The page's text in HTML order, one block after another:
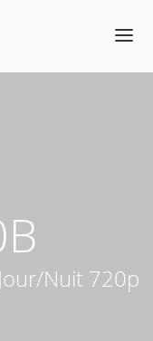
Support
Nuit 720p